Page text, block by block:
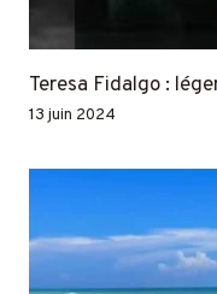
Teresa Fidalgo :
13 juin 2024